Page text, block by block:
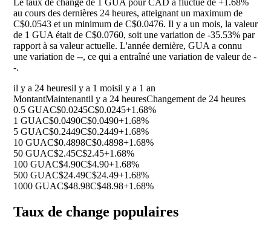
Le taux de change de 1 GUA pour CAD a fluctué de +1.68%
au cours des dernières 24 heures, atteignant un maximum de
C$0.0543 et un minimum de C$0.0476. Il y a un mois, la valeur
de 1 GUA était de C$0.0760, soit une variation de -35.53% par
rapport à sa valeur actuelle. L'année dernière, GUA a connu
une variation de --, ce qui a entraîné une variation de valeur de -
-.
il y a 24 heuresil y a 1 moisil y a 1 an
MontantMaintenantil y a 24 heuresChangement de 24 heures
0.5 GUAC$0.0245C$0.0245+1.68%
1 GUAC$0.0490C$0.0490+1.68%
5 GUAC$0.2449C$0.2449+1.68%
10 GUAC$0.4898C$0.4898+1.68%
50 GUAC$2.45C$2.45+1.68%
100 GUAC$4.90C$4.90+1.68%
500 GUAC$24.49C$24.49+1.68%
1000 GUAC$48.98C$48.98+1.68%
Taux de change populaires